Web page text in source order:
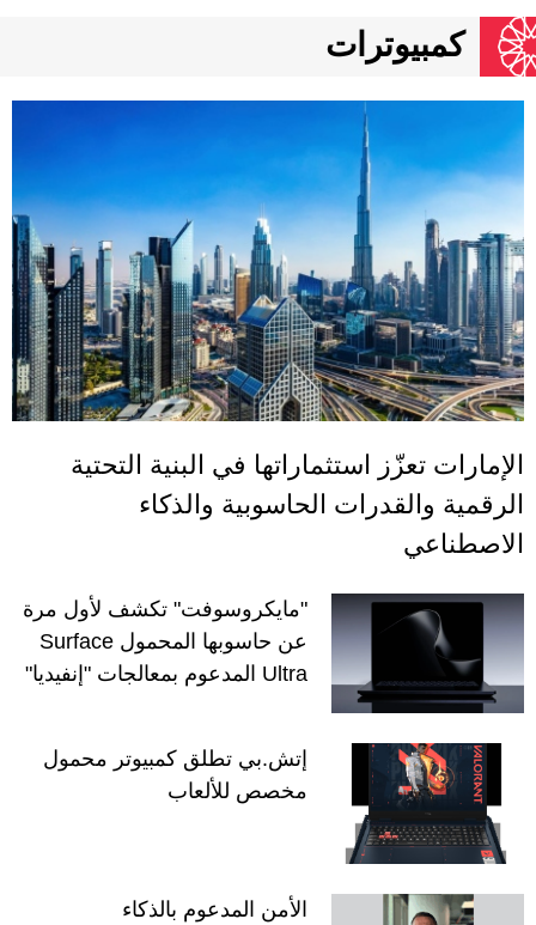
كمبيوترات
الإمارات تعزّز استثماراتها في البنية التحتية
الرقمية والقدرات الحاسوبية والذكاء
الاصطناعي
"مايكروسوفت" تكشف لأول مرة
عن حاسوبها المحمول Surface
Ultra المدعوم بمعالجات "إنفيديا"
إتش.بي تطلق كمبيوتر محمول
مخصص للألعاب
الأمن المدعوم بالذكاء